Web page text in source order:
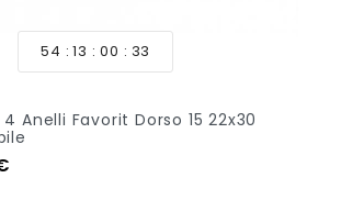
54 13 00 33
Anelli Favorit Dorso 15 22x30